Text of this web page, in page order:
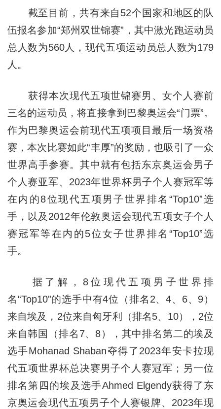
截至目前，共有来自52个国家和地区的队
伍报名参加“郑州双世锦赛”，其中激光跑运动员
总人数为560人，现代五项运动员总人数为179
人。
获得本次现代五项世锦赛男、女个人赛前
三名的运动员，将直接拿到巴黎奥运会“门票”。
作为巴黎奥运会前现代五项项目最后一场资格
赛，本次比赛如此“丰厚”的奖励，也吸引了一众
世界高手参赛。其中就有包括东京奥运会男子
个人赛亚军、2023年世界杯男子个人赛冠军等
在内的8位现代五项男子世界排名“Top10”选
手，以及2012年伦敦奥运会现代五项女子个人
赛冠军等在内的5位女子世界排名“Top10”选
手。
据了解，8位现代五项男子世界排
名“Top10”的选手中有4位（排名2、4、6、9）
来自埃及，2位来自匈牙利（排名5、10），2位
来自韩国（排名7、8），其中排名第二的埃及
选手Mohanad Shaban夺得了2023年安卡拉现
代五项世界杯总决赛男子个人赛冠军；另一位
排名第四的埃及选手Ahmed Elgendy获得了东
京奥运会现代五项男子个人赛银牌、2023年现